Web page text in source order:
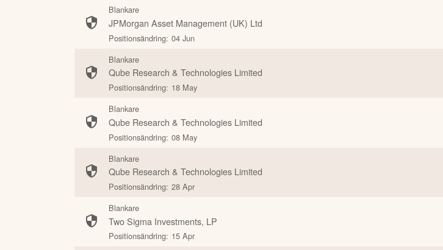
Blankare
JPMorgan Asset Management (UK) Ltd
Positionsändring: 04 Jun
Blankare
Qube Research & Technologies Limited
Positionsändring: 18 May
Blankare
Qube Research & Technologies Limited
Positionsändring: 08 May
Blankare
Qube Research & Technologies Limited
Positionsändring: 28 Apr
Blankare
Two Sigma Investments, LP
Positionsändring: 15 Apr